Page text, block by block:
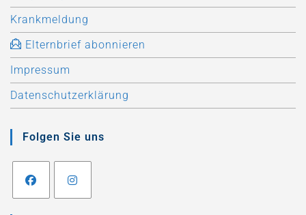
Krankmeldung
Elternbrief abonnieren
Impressum
Datenschutzerklärung
Folgen Sie uns